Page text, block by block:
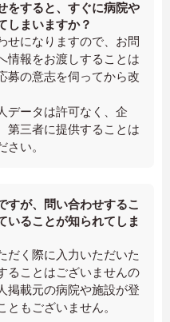
をすると、すぐに病院や
しまいますか？
せになりますので、お問
情報をお渡しすることは
募の意志を伺ってから改
データは許可なく、企
第三者に提供することは
い。
すが、問い合わせするこ
いることが知られてしま
だく際に入力いただいた
ることはございませんの
掲載元の病院や施設が登
もございません。